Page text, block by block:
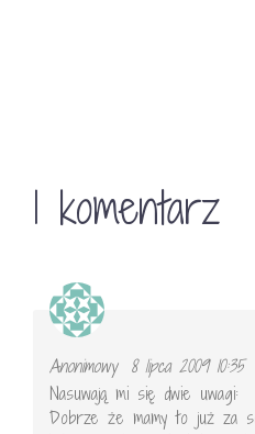
1 komentarz
Anonimowy
8 lipca 2009 10:35
Nasuwają mi się dwie uwagi:
Dobrze że mamy to już za